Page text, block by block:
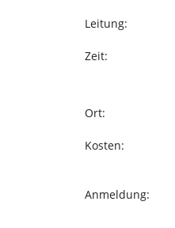
Leitung:
Zeit:
Ort:
Kosten:
Anmeldung: